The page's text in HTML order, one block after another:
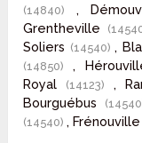
(14840) ,
Grentheville
Soliers (14540),
(14850),
Royal
(14123) ,
Bourguébus
(14540), Frénouville